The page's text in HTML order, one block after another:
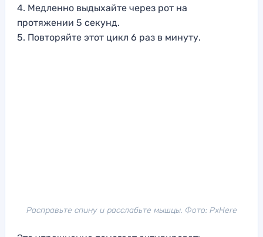
4. Медленно выдыхайте через рот на
протяжении 5 секунд.
5. Повторяйте этот цикл 6 раз в минуту.
Расправьте спину и расслабьте мышцы. Фото: PxHere